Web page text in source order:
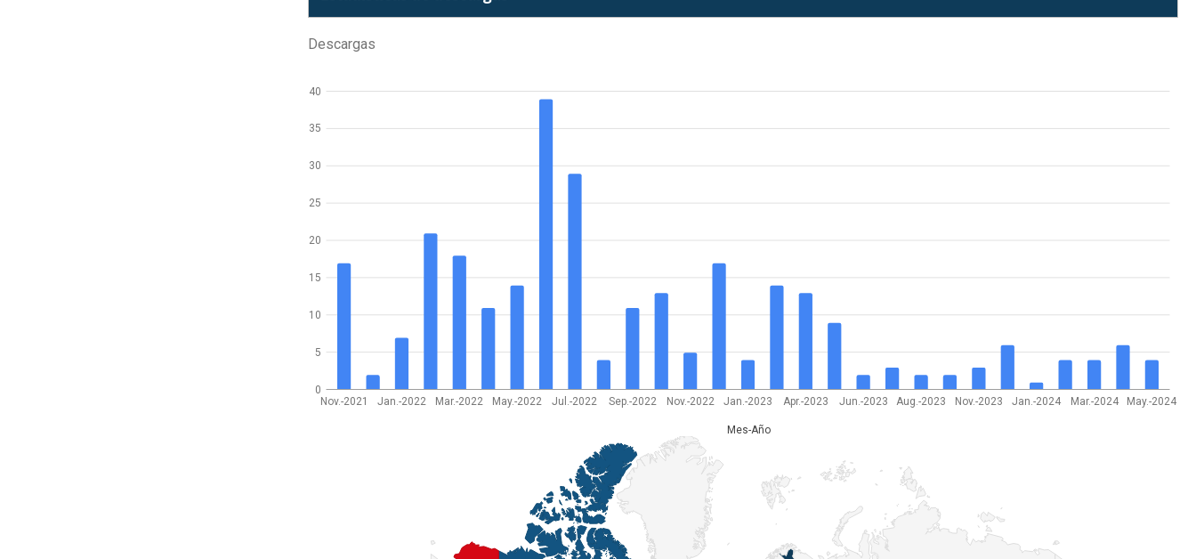
Descargas
Nov.-2021 Jan.-2022 Mar.-2022 May.-2022 Jul.-2022 Sep.-2022 Nov.-2022 Jan.-2023 Apr.-2023 Jun.-2023 Aug.-2023 Nov.-2023 Jan.-2024 Mar.-2024 May.-2024
Mes-Año
0
5
10
15
20
25
30
35
40